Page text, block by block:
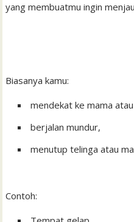
yang membuatmu ingin
Biasanya kamu:
mendekat ke mama
berjalan mundur,
menutup telinga atau
Contoh: